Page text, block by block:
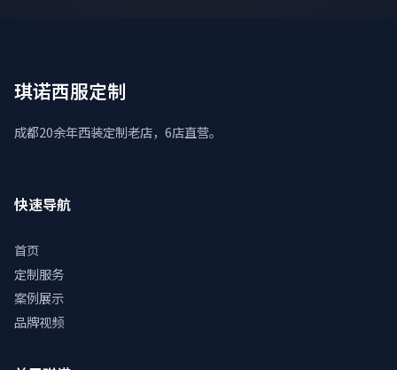
琪诺西服定制
成都20余年西装定制老店，6店直营。
快速导航
首页
定制服务
案例展示
品牌视频